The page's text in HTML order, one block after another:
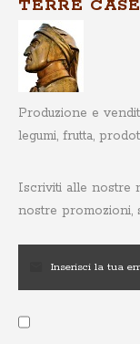
TERRE
Produzione e
legumi, frutta,
Iscriviti alle nostre
nostre promozioni,